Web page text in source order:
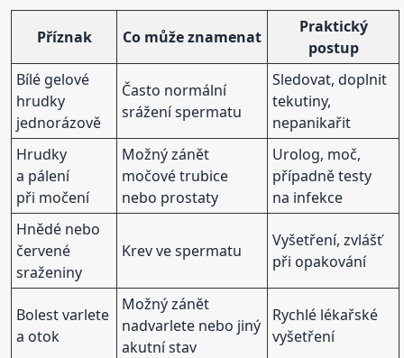
Příznak Co může znamenat
Praktický
postup
Bílé gelové
hrudky
jednorázově
Často normální
srážení spermatu
Sledovat, doplnit
tekutiny,
nepanikařit
Hrudky
a pálení
při močení
Možný zánět
močové trubice
nebo prostaty
Urolog, moč,
případně testy
na infekce
Hnědé nebo
červené
sraženiny
Krev ve spermatu
Vyšetření, zvlášť
při opakování
Bolest varlete
a otok
Možný zánět
nadvarlete nebo jiný
akutní stav
Rychlé lékařské
vyšetření